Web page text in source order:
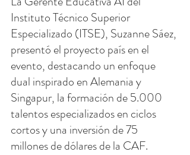
Instituto Técnico Superior
Especializado (ITSE), Suzanne Sáez,
presentó el proyecto país en el
evento, destacando un enfoque
dual inspirado en Alemania y
Singapur, la formación de 5.000
talentos especializados en ciclos
cortos y una inversión de 75
millones de dólares de la CAF.